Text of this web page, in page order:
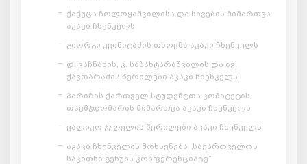
ქაქუცა ჩოლოყაშვილისა და სხვების მიმართვა
აკაკი ჩხენკელს
გიორგი კვინიტაძის თხოვნა აკაკი ჩხენკელს
დ. ვაჩნაძის, კ. საბახტარაშვილის და ივ.
ქავთარაძის წერილები აკაკი ჩხენკელს
პარიზის ქართველ სტუდენტთა კომიტეტის
თავმჯდომარის მიმართვა აკაკი ჩხენკელს
ვალიკო ჯუღელის წერილები აკაკი ჩხენკელს
აკაკი ჩხენკელის მოხსენება „საქართველოს
საკითხი გენუის კონფერენციაზე“